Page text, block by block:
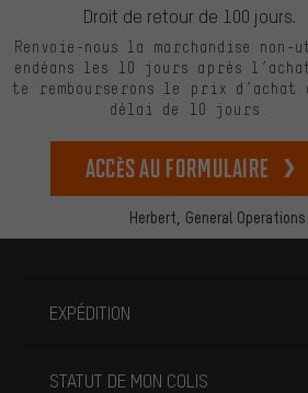
Herbert, General
Droit de retour de 100 jours.
Renvoie-nous la marchandise non-
endéans les 10 jours après
te rembourserons le prix d’achat
délai de 10 jours.
Accès au formulaire
EXPÉDITION
STATUT DE MON COLIS